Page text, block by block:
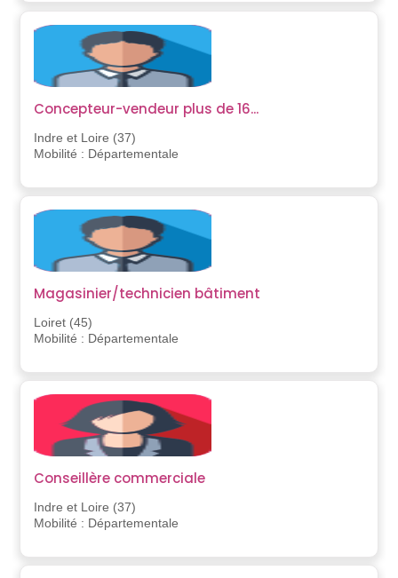
Concepteur-vendeur plus de 16...
Indre et Loire (37)
Mobilité : Départementale
Magasinier/technicien bâtiment
Loiret (45)
Mobilité : Départementale
Conseillère commerciale
Indre et Loire (37)
Mobilité : Départementale